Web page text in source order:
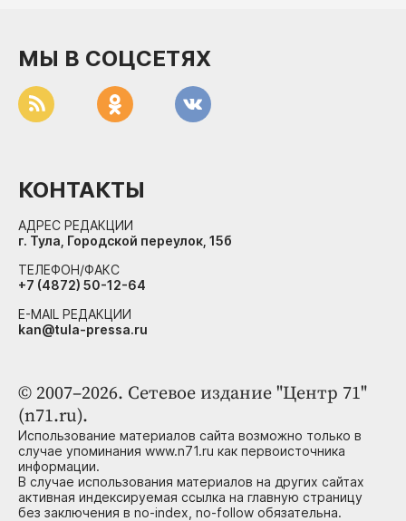
© 2007–2026. Сетевое издание "Центр 71"
(n71.ru).
Использование материалов сайта возможно только в
случае упоминания www.n71.ru как первоисточника
информации.
В случае использования материалов на других сайтах
активная индексируемая ссылка на главную страницу
без заключения в no-index, no-follow обязательна.
МЫ В СОЦСЕТЯХ
КОНТАКТЫ
АДРЕС РЕДАКЦИИ
г. Тула, Городской переулок, 15б
ТЕЛЕФОН/ФАКС
+7 (4872) 50-12-64
E-MAIL РЕДАКЦИИ
kan@tula-pressa.ru